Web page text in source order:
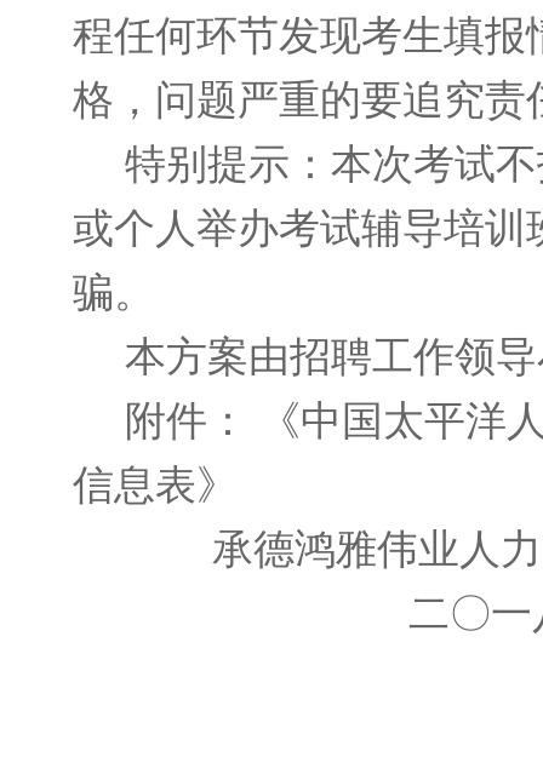
程任何环节发现考生填
格，问题严重的要追究责
特别提示：本次考试
或个人举办考试辅导培
骗。
本方案由招聘工作领
附件： 《中国太平洋
信息表》
承德鸿雅伟业人力
二〇一八年